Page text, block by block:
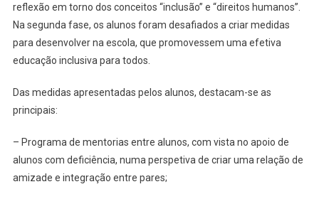
reflexão em torno dos conceitos “inclusão” e “direitos humanos”.
Na segunda fase, os alunos foram desafiados a criar medidas
para desenvolver na escola, que promovessem uma efetiva
educação inclusiva para todos.
Das medidas apresentadas pelos alunos, destacam-se as
principais:
– Programa de mentorias entre alunos, com vista no apoio de
alunos com deficiência, numa perspetiva de criar uma relação de
amizade e integração entre pares;